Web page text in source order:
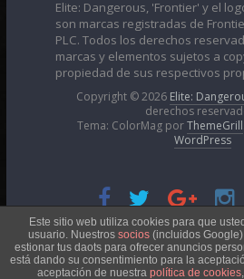
Elite: Dangerous, 'Frontier' y el
son marcas registradas de
PLC. Todos los derechos
marcas y elementos sujetos a
propiedad de sus respectivos
Copyright © 2026 Elite:
derechos
Tema: ColorMag porThemeGrill
WordPress
Esta obra está bajo una
Atribución-NoComercial 4.0 Internacional
Este sitio web utiliza cookies para que
usuario. Nuestros socios (incluidos
estionar tus daots para ofrecer anuncios
está dando su consentimiento para la
aceptación de nuestra política de cookies